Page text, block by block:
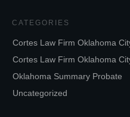
CATEGORIES
Cortes Law Firm Oklahoma
Cortes Law Firm Oklahoma
Oklahoma Summary Probate
Uncategorized